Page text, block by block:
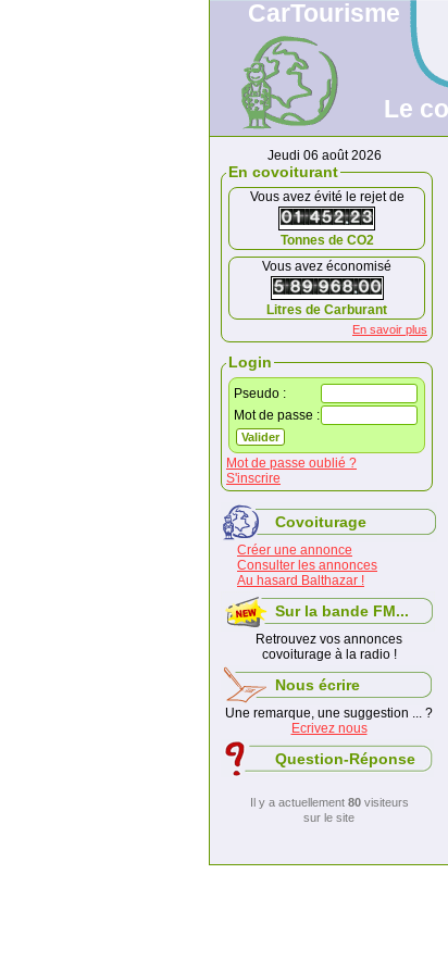
CarTourisme
Le
Jeudi 06 août 2026
En covoiturant
Vous avez évité le rejet de
Tonnes de CO2
Vous avez économisé
Litres de Carburant
En savoir plus
Login
Pseudo :
Mot de passe :
Mot de passe oublié ?
S'inscrire
Covoiturage
Créer une annonce
Consulter les annonces
Au hasard Balthazar !
Sur la bande FM...
Retrouvez vos annonces
covoiturage à la radio !
Nous écrire
Une remarque, une suggestion ... ?
Ecrivez nous
Question-Réponse
Il y a actuellement 80visiteurs
sur le site